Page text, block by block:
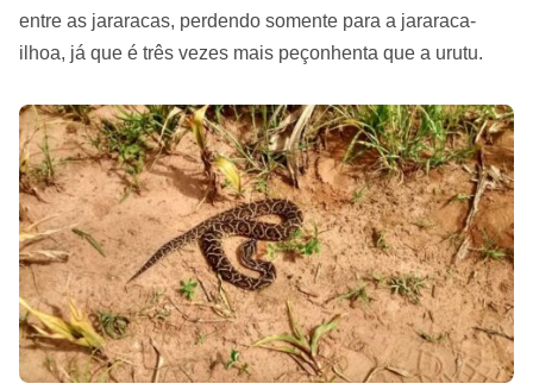
entre as jararacas, perdendo somente para a jararaca-
ilhoa, já que é três vezes mais peçonhenta que a urutu.